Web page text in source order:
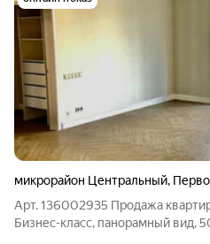
микрорайон Центральный,
Арт. 136002935 Продажа
Бизнес-класс, панорамный вид,